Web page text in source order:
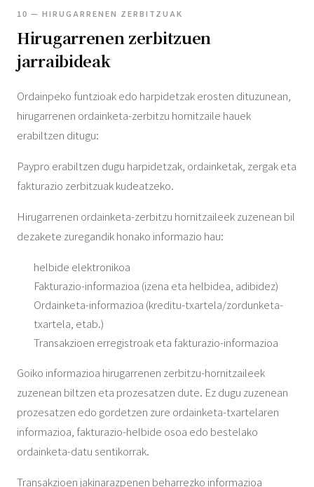
10 — HIRUGARRENEN ZERBITZUAK
Hirugarrenen zerbitzuen
jarraibideak
Ordainpeko funtzioak edo harpidetzak erosten dituzunean,
hirugarrenen ordainketa-zerbitzu hornitzaile hauek
erabiltzen ditugu:
Paypro erabiltzen dugu harpidetzak, ordainketak, zergak eta
fakturazio zerbitzuak kudeatzeko.
Hirugarrenen ordainketa-zerbitzu hornitzaileek zuzenean bil
dezakete zuregandik honako informazio hau:
helbide elektronikoa
Fakturazio-informazioa (izena eta helbidea, adibidez)
Ordainketa-informazioa (kreditu-txartela/zordunketa-
txartela, etab.)
Transakzioen erregistroak eta fakturazio-informazioa
Goiko informazioa hirugarrenen zerbitzu-hornitzaileek
zuzenean biltzen eta prozesatzen dute. Ez dugu zuzenean
prozesatzen edo gordetzen zure ordainketa-txartelaren
informazioa, fakturazio-helbide osoa edo bestelako
ordainketa-datu sentikorrak.
Transakzioen jakinarazpenen beharrezko informazioa